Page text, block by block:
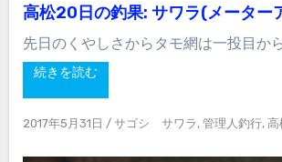
高松20日の釣果: サワラ(メーター
先日のくやしさからタモ網は一投目か
続きを読む
2017年5月31日 / サゴシ サワラ , 管理人釣行, 高